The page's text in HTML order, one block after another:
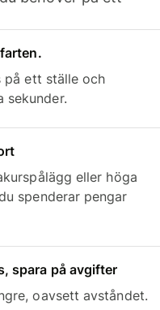
på ett ställe och
sekunder.
eller höga
spenderar pengar
spara på avgifter
oavsett avståndet.